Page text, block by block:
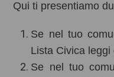
Qui ti presentiamo
Se nel tuo
Lista Civica leggi
Se nel tuo